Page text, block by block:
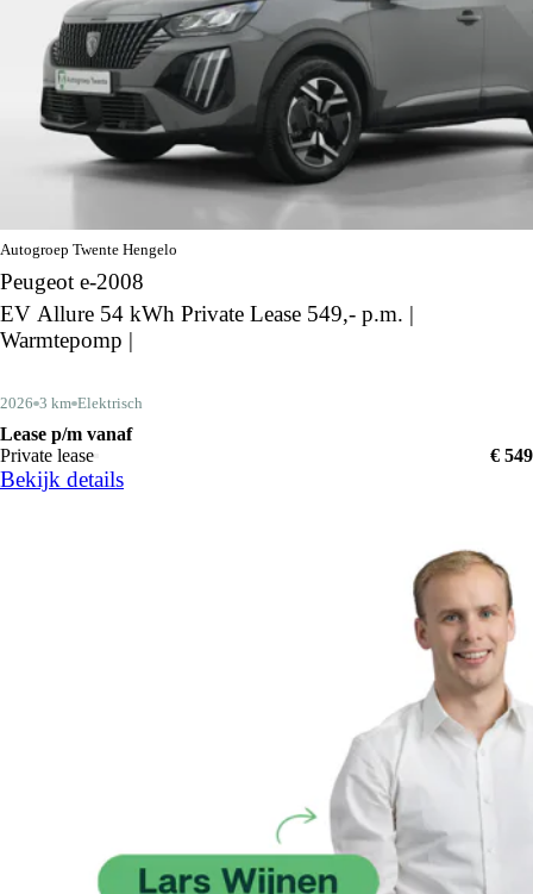
Autogroep Twente Hengelo
Peugeot e-2008
EV Allure 54 kWh Private Lease 549,- p.m. |
Warmtepomp |
2026 3 km Elektrisch
Lease p/m vanaf
Private lease
€ 549
Bekijk details